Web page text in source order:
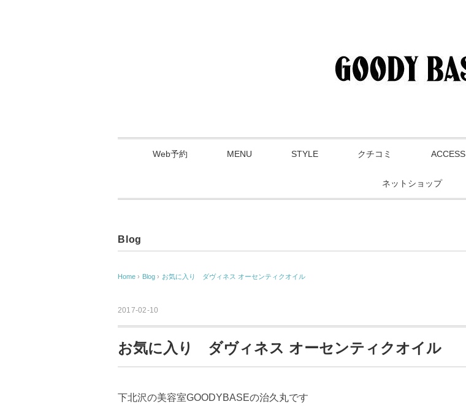
Web予約 MENU STYLE クチコミ ACCESS
ネットショップ
Blog
Home › Blog › お気に入り ダヴィネス オーセンティクオイル
2017-02-10
お気に入り ダヴィネス オーセンティクオイル
下北沢の美容室GOODYBASEの治久丸です